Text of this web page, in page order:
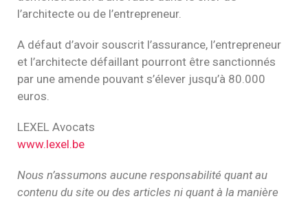
l’architecte ou de l’entrepreneur.
A défaut d’avoir souscrit l’assurance, l’entrepreneur
et l’architecte défaillant pourront être sanctionnés
par une amende pouvant s’élever jusqu’à 80.000
euros.
LEXEL Avocats
www.lexel.be
Nous n’assumons aucune responsabilité quant au
contenu du site ou des articles ni quant à la manière